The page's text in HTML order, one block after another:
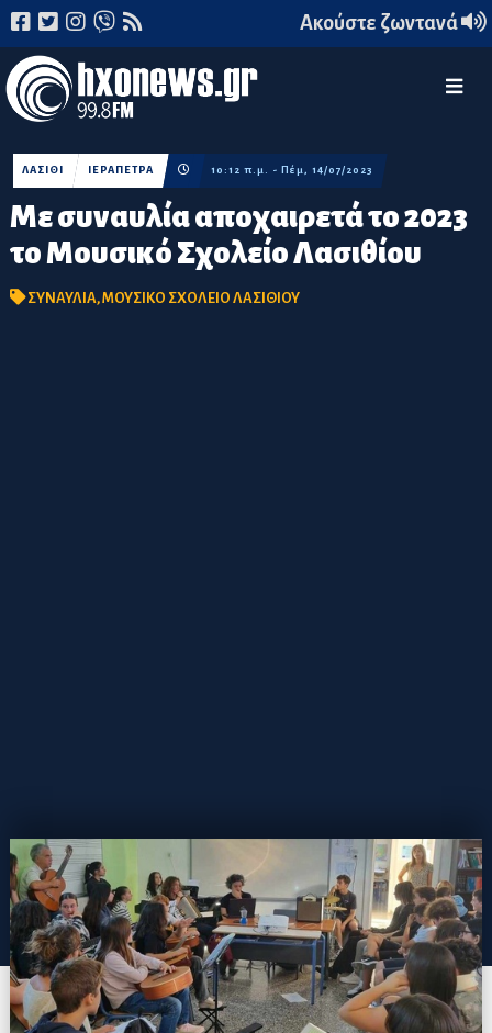
Ακούστε ζωντανά
Με συναυλία αποχαιρετά το 2023
το Μουσικό Σχολείο Λασιθίου
ΛΑΣΙΘΙ ΙΕΡΑΠΕΤΡΑ 10:12 π.μ. - Πέμ, 14/07/2023
ΣΥΝΑΥΛΙΑ,ΜΟΥΣΙΚΟ ΣΧΟΛΕΙΟ ΛΑΣΙΘΙΟΥ